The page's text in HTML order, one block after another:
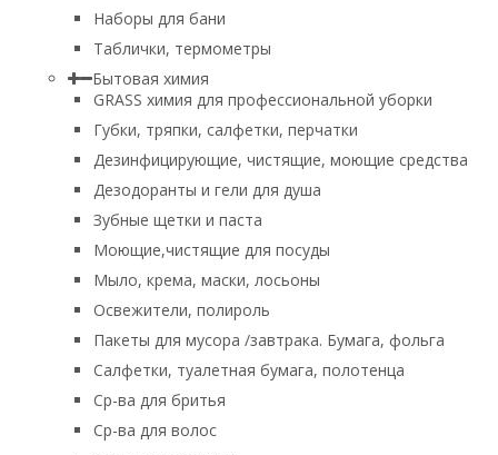
Наборы для бани
Таблички, термометры
Бытовая химия
GRASS химия для профессиональной уборки
Губки, тряпки, салфетки, перчатки
Дезинфицирующие, чистящие, моющие средства
Дезодоранты и гели для душа
Зубные щетки и паста
Моющие,чистящие для посуды
Мыло, крема, маски, лосьоны
Освежители, полироль
Пакеты для мусора /завтрака. Бумага, фольга
Салфетки, туалетная бумага, полотенца
Ср-ва для бритья
Ср-ва для волос